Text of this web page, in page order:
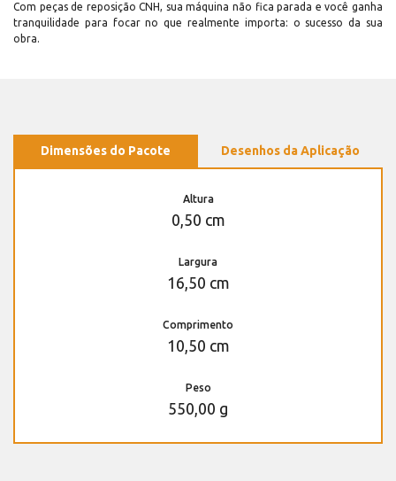
Com peças de reposição CNH, sua máquina não fica parada e você ganha
tranquilidade para focar no que realmente importa: o sucesso da sua
obra.
Dimensões do Pacote Desenhos da Aplicação
Altura
0,50 cm
Largura
16,50 cm
Comprimento
10,50 cm
Peso
550,00 g